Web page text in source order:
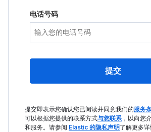
电话号码
提交
提交即表示您确认您已阅读并同意我们的服务
可以根据您提供的联系方式与您联系，以向您
和服务。请参阅 Elastic 的隐私声明 了解更多